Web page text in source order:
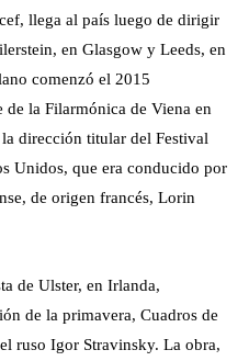
llega al país luego de dirigir
en Glasgow y Leeds, en
comenzó el 2015
la Filarmónica de Viena en
dirección titular del Festival
Unidos, que era conducido por
de origen francés, Lorin
de Ulster, en Irlanda,
de la primavera, Cuadros de
ruso Igor Stravinsky. La obra,